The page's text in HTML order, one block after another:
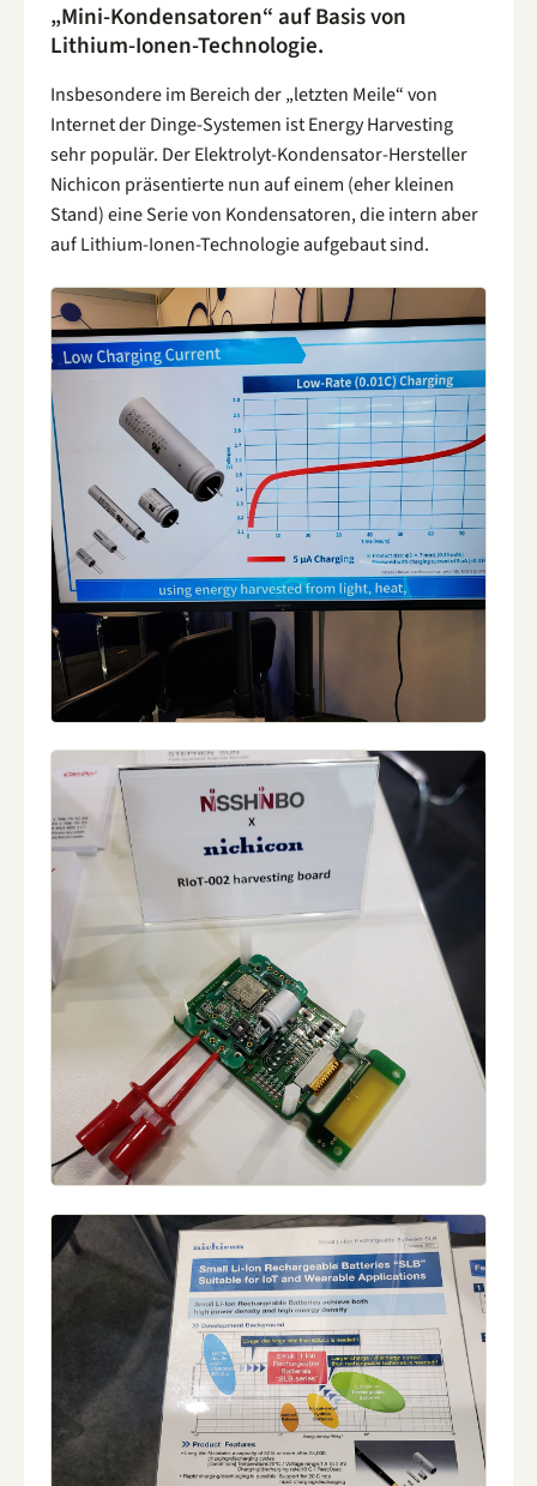
„Mini-Kondensatoren“ auf Basis von
Lithium-Ionen-Technologie.
Insbesondere im Bereich der „letzten Meile“ von
Internet der Dinge-Systemen ist Energy Harvesting
sehr populär. Der Elektrolyt-Kondensator-Hersteller
Nichicon präsentierte nun auf einem (eher kleinen
Stand) eine Serie von Kondensatoren, die intern aber
auf Lithium-Ionen-Technologie aufgebaut sind.